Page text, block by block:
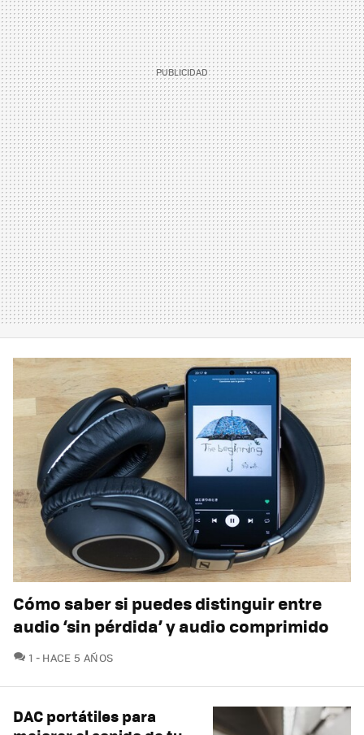
Cómo saber si puedes distinguir entre
audio ‘sin pérdida’ y audio comprimido
1 COMENTARIOS
HACE 5 AÑOS
DAC portátiles para